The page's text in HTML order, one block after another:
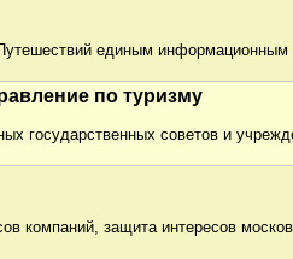
единым информационным
по туризму
государственных советов и
компаний, защита интересов